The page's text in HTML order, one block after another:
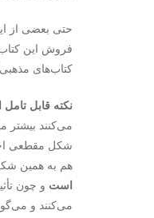
حتی بعضی از
فروش این
کتاب‌های
نکته قابل
می‌کنند بیشتر
شکل مقطعی
هم به همین
است و چون
می‌کنند و